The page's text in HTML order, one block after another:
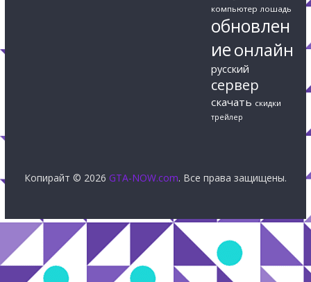
компьютер лошадь
обновлен
иеонлайн
русский
сервер
скачать скидки
трейлер
Копирайт © 2026 GTA-NOW.com. Все права защищены.